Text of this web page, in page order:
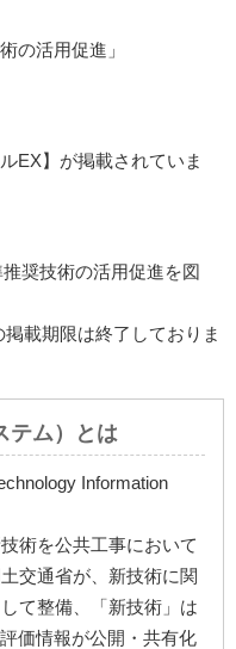
の活用促進」
EX】が掲載されていま
奨技術の活用促進を図
載期限は終了しておりま
テム）とは
Information
術を公共工事において
交通省が、新技術に関
て整備、「新技術」は
価情報が公開・共有化